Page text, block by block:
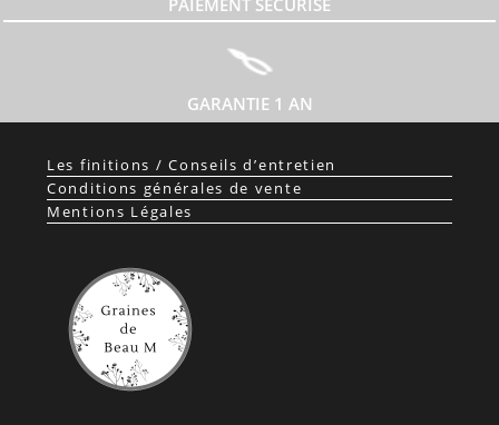
GARANTIE 1 AN
Les finitions / Conseils d’entretien
Conditions générales de vente
Mentions Légales